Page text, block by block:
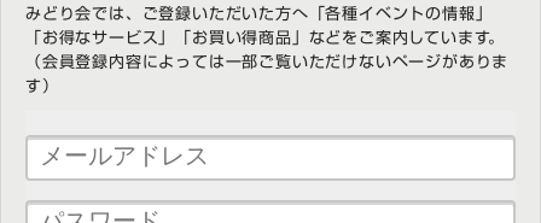
みどり会では、ご登録いただいた方へ「各種イベントの情報」
「お得なサービス」「お買い得商品」などをご案内しています。
（会員登録内容によっては一部ご覧いただけないページがありま
す）